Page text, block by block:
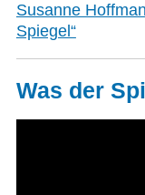
Susanne
Spiegel“
Was der